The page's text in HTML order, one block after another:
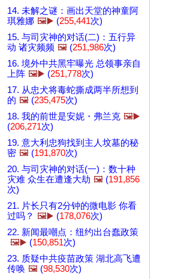
14. 未解之谜：画出天堂的神童阿
琪雅娜 🖼️▶️ (255,441次)
15. 与司灾神的对话(二)：五行异
动 诸灾频频 🖼️ (251,986次)
16. 境外中共黑牢曝光 总领事亲自
上阵 🖼️▶️ (251,778次)
17. 从忠犬将毒蛇撕成两半所想到
的 🖼️ (235,475次)
18. 我的前世是安妮・弗兰克 🖼️▶️
(206,271次)
19. 意大利忠狗找到主人坟墓的秘
密 🖼️ (191,870次)
20. 与司灾神的对话(一)：数十种
灾难 众生在遭逢大劫 🖼️ (191,856
次)
21. 片长只有2分钟的微电影 你看
过吗？ 🖼️▶️ (178,076次)
22. 新闻最嘲点：纽约出台蠢政策
🖼️▶️ (150,851次)
23. 质疑中共疫苗政策 湖北高飞遭
传唤 🖼️ (98,530次)